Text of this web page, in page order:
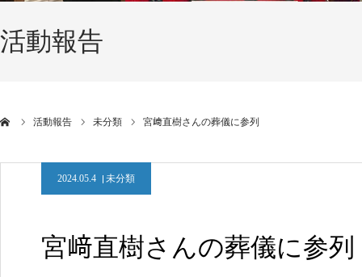
活動報告
活動報告 未分類 宮﨑直樹さんの葬儀に参列
2024.05.4 未分類
宮﨑直樹さんの葬儀に参列